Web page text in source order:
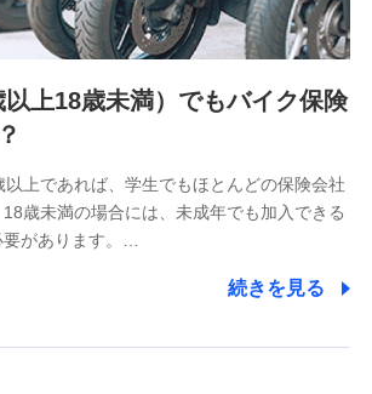
得する情報
上およびお問合せ内容の正確な把握のため
人情報
社手続を実施するため
の個人情報
各種手続きのため、当社と従業員または従
上18歳未満）でもバイク保険
上であれば、学生でもほとんどの保険会社
歳未満の場合には、未成年でも加入できる
要があります。…
続きを見る